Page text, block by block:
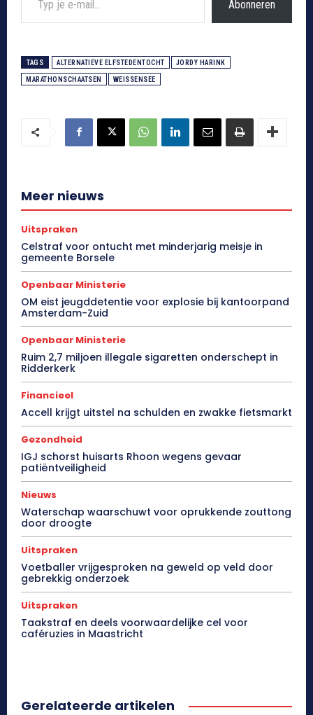
Abonneren
TAGS ALTERNATIEVE ELFSTEDENTOCHT JORDY HARINK
MARATHONSCHAATSEN WEISSENSEE
Meer nieuws
Uitspraken
Celstraf voor ontucht met minderjarig meisje in
gemeente Borsele
Openbaar Ministerie
OM eist jeugddetentie voor explosie bij kantoorpand
Amsterdam-Zuid
Openbaar Ministerie
Ruim 2,7 miljoen illegale sigaretten onderschept in
Ridderkerk
Financieel
Accell krijgt uitstel na schulden en zwakke fietsmarkt
Gezondheid
IGJ schorst huisarts Rhoon wegens gevaar
patiëntveiligheid
Nieuws
Waterschap waarschuwt voor oprukkende zouttong
door droogte
Uitspraken
Voetballer vrijgesproken na geweld op veld door
gebrekkig onderzoek
Uitspraken
Taakstraf en deels voorwaardelijke cel voor
caféruzies in Maastricht
Gerelateerde artikelen